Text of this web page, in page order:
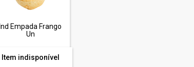
Ind Empada Frango
Un
Item indisponível